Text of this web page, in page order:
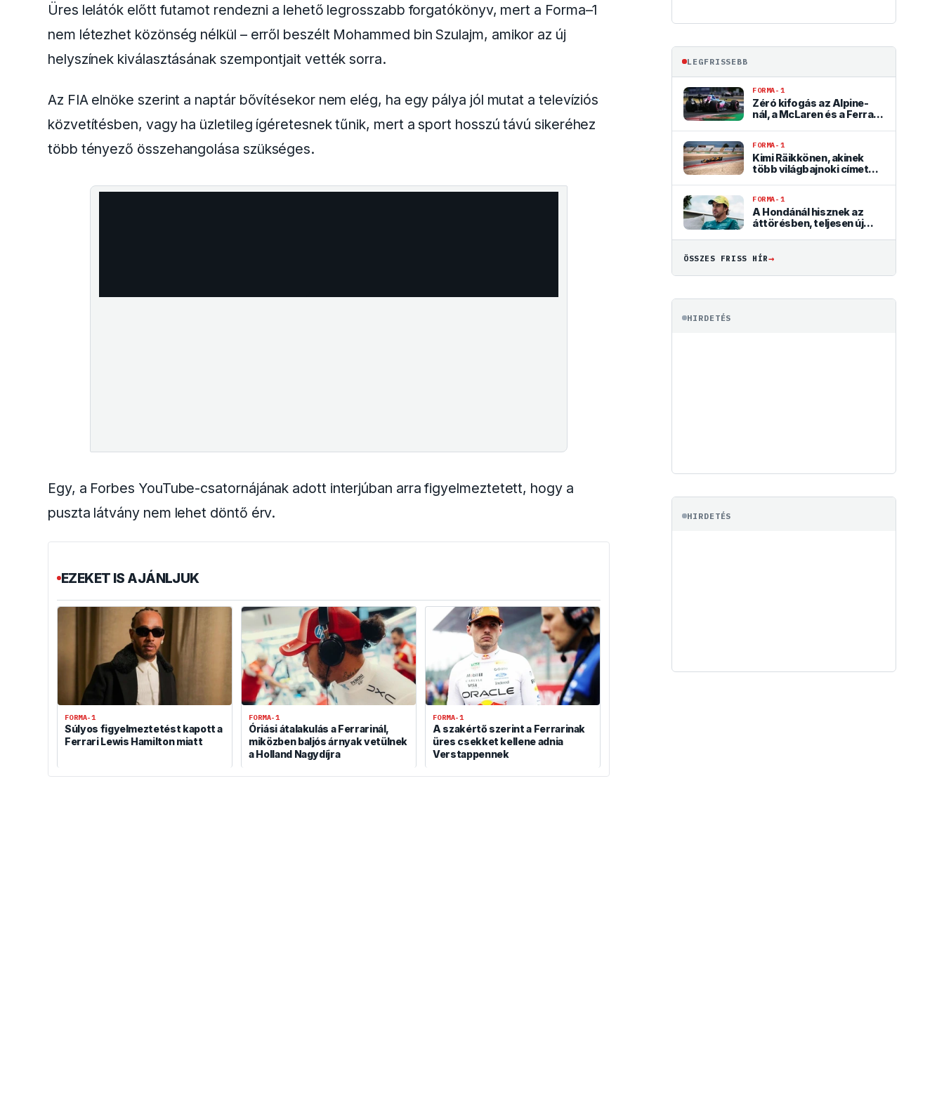
Üres lelátók előtt futamot rendezni a lehető legrosszabb forgatókönyv, mert a Forma–1
nem létezhet közönség nélkül – erről beszélt Mohammed bin Szulajm, amikor az új
helyszínek kiválasztásának szempontjait vették sorra.
Az FIA elnöke szerint a naptár bővítésekor nem elég, ha egy pálya jól mutat a televíziós
közvetítésben, vagy ha üzletileg ígéretesnek tűnik, mert a sport hosszú távú sikeréhez
több tényező összehangolása szükséges.
Egy, a Forbes YouTube-csatornájának adott interjúban arra figyelmeztetett, hogy a
puszta látvány nem lehet döntő érv.
EZEKET IS AJÁNLJUK
FORMA-1
Súlyos figyelmeztetést kapott a
Ferrari Lewis Hamilton miatt
FORMA-1
Óriási átalakulás a Ferrarinál,
miközben baljós árnyak vetülnek
a Holland Nagydíjra
FORMA-1
A szakértő szerint a Ferrarinak
üres csekket kellene adnia
Verstappennek
LEGFRISSEBB
FORMA-1
Zéró kifogás az Alpine-
nál, a McLaren és a Ferrari
FORMA-1
Kimi Räikkönen, akinek
több világbajnoki címet
FORMA-1
A Hondánál hisznek az
áttörésben, teljesen új
Aston Martinnal
ÖSSZES FRISS HÍR→
HIRDETÉS
HIRDETÉS